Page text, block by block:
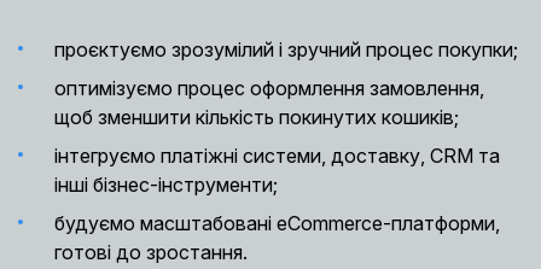
проєктуємо зрозумілий і зручний процес покупки;
оптимізуємо процес оформлення замовлення,
щоб зменшити кількість покинутих кошиків;
інтегруємо платіжні системи, доставку, CRM та
інші бізнес-інструменти;
будуємо масштабовані eCommerce-платформи,
готові до зростання.